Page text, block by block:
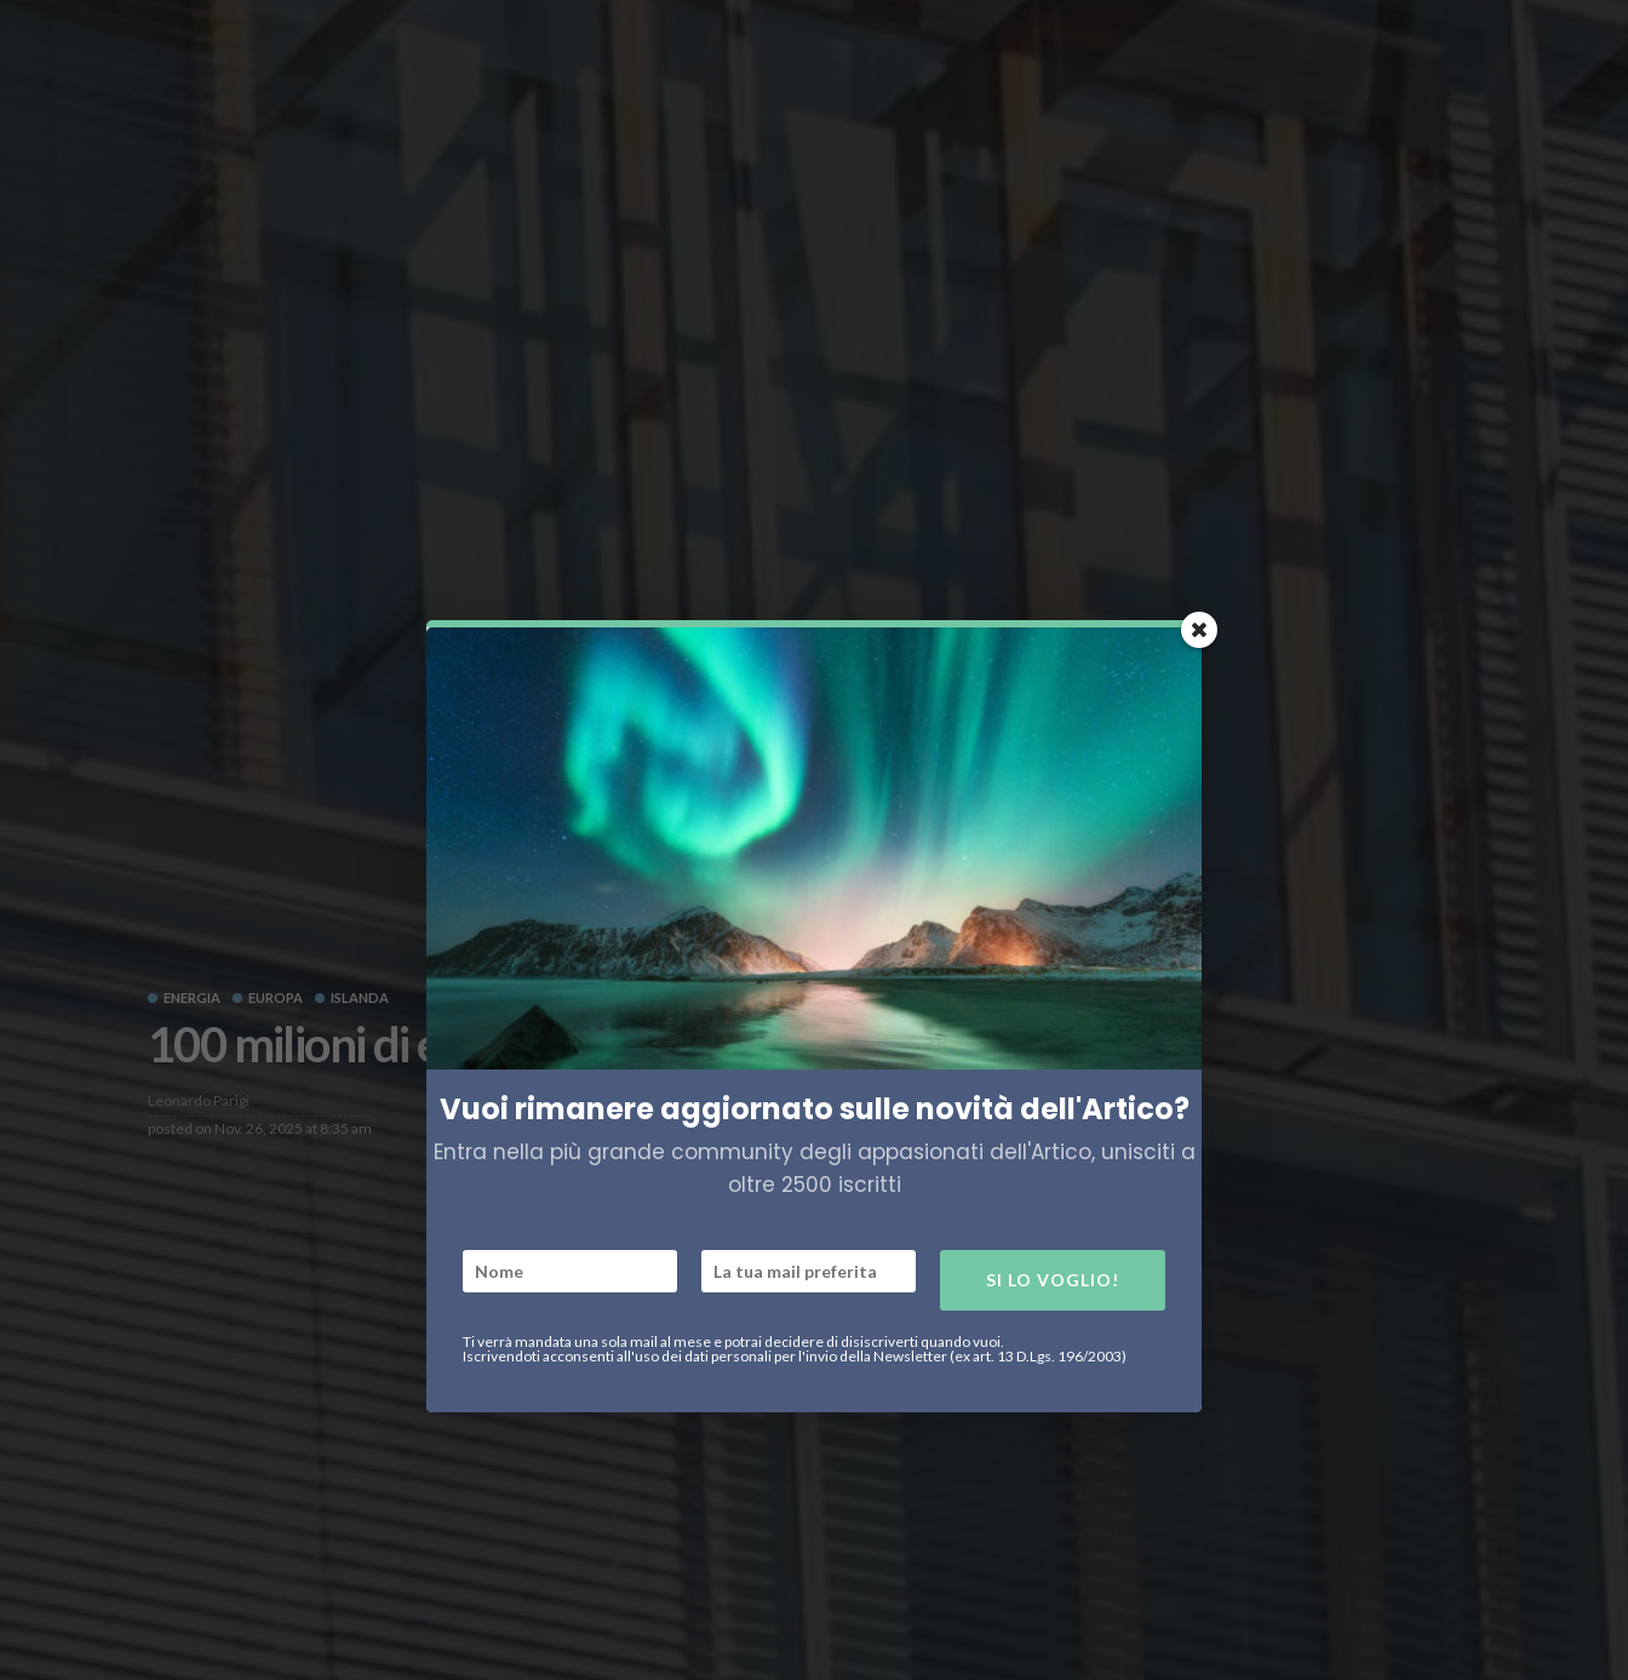
ENERGIA EUROPA ISLANDA
100 milioni di euro per l’energia dell’Islanda
Leonardo Parigi
posted on Nov. 26, 2025 at 8:35 am Vuoi rimanere aggiornato sulle novità dell'Artico?
Entra nella più grande community degli appasionati dell'Artico, unisciti a
oltre 2500 iscritti
SI LO VOGLIO!
Ti verrà mandata una sola mail al mese e potrai decidere di disiscriverti quando vuoi.
Iscrivendoti acconsenti all'uso dei dati personali per l'invio della Newsletter (ex art. 13 D.Lgs. 196/2003)